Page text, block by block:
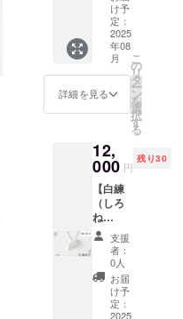
にして
頂けれ
ばと思
いま
す。 ま
た、中
には自
然のク
やカ
ケ、イ
ンク
ルー
ジョン
がある
ものが
ござい
ます。
極端に
見た目
を損な
を損な
うもの
を除い
て使用
でご理
解ご了
さいま
せ。
様が手
にする
のは唯
一のア
イテム
解頂け
ると幸
た、中
には自
然のク
ラック
やカ
ケ、イ
ンク
ルー
ジョン
がある
ものが
ござい
とまっ
たく同
じ色味
のもの
はござ
んので
そちら
承の上
でリ
ターン
購入を
お願い
いたし
ます。
ただ一
つとし
て同じ
あじさ
いリン
ン長
さ：最
45cm（
長さ調
整可能
なスラ
注意事
項※ 天
は、カ
ラーや
濃淡に
個性が
ありま
す。サ
ンプル
とまっ
たく同
ネット
3mm×1
ア
メジス
ト
ローズ
クォー
ツ2.5ｍ
ｍ×2pc
■チェー
ン：
SILVER
925（ロ
ジウム
コー
ティン
■地金：
SILVER
925（ロ
ジウム
コー
ティン
グ） ■
天然
石：
クォー
ツ
4mm×1
pc
ピ
ンクト
ルマリ
(薄)3m
m×2pc
け予
定：
2025
年08
月
詳細を見る
こ
の
リ
タ
ー
ン
を
選
択
す
る
12,
000 円
残り30
【白練
（しろ
ね
り）】
あじさ
いネッ
クレス
■地金：
SILVER
支援
者：
0人
お届
け予
定：
2025